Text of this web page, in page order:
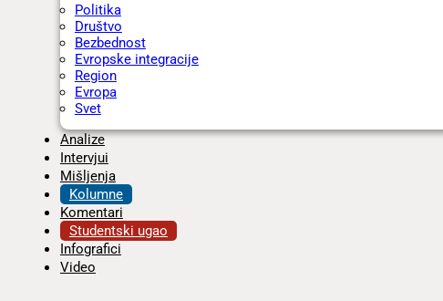
Politika
Društvo
Bezbednost
Evropske integracije
Region
Evropa
Svet
Analize
Intervjui
Mišljenja
Kolumne
Komentari
Studentski ugao
Infografici
Video